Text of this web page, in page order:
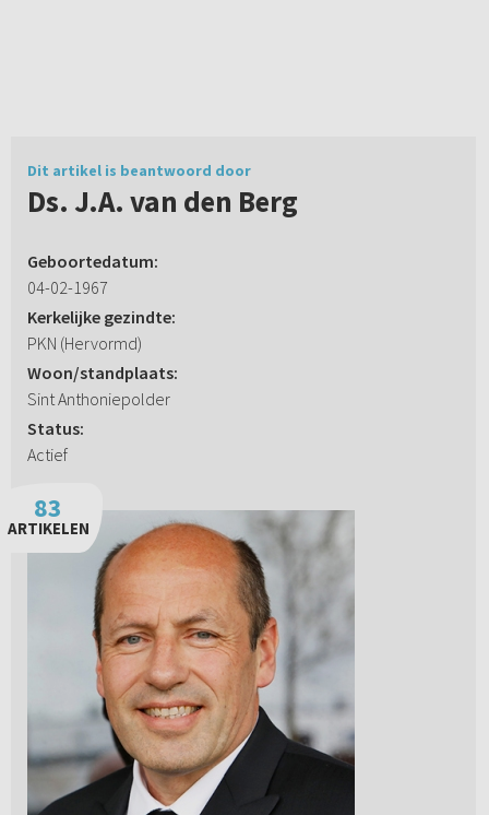
Dit artikel is beantwoord door
Ds. J.A. van den Berg
Geboortedatum:
04-02-1967
Kerkelijke gezindte:
PKN (Hervormd)
Woon/standplaats:
Sint Anthoniepolder
Status:
Actief
83
ARTIKELEN